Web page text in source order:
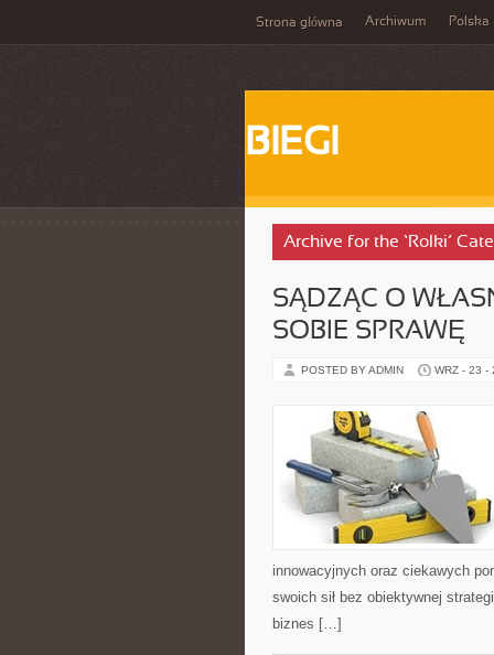
Strona główna Archiwum Polska
BIEGI
Archive for the ‘Rolki’
SĄDZĄC O
SOBIE SPRAWĘ
POSTED BY ADMIN WRZ - 23 -
innowacyjnych oraz ciekawych
swoich sił bez obiektywnej
biznes […]